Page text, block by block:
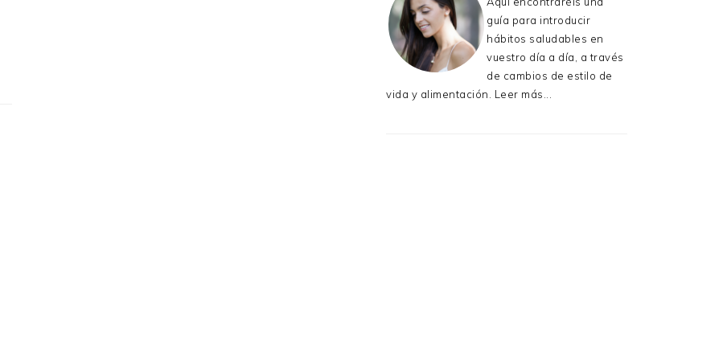
guía para introducir
hábitos saludables en
vuestro día a día, a través
de cambios de estilo de
vida y alimentación. Leer más...